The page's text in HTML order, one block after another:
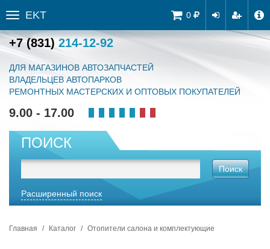
0
Toggle
sidebar
EKT
+7 (831) 214-12-92
ДЛЯ МАГАЗИНОВ АВТОЗАПЧАСТЕЙ
ВЛАДЕЛЬЦЕВ АВТОПАРКОВ
РЕМОНТНЫХ МАСТЕРСКИХ И ОПТОВЫХ ПОКУПАТЕЛЕЙ
9.00 - 17.00
ПОИСК
Поиск
Расширенный поиск
Главная Каталог Отопители салона и комплектующие